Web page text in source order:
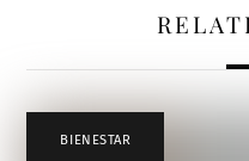
BIENESTAR